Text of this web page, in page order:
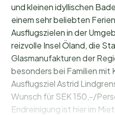
und kleinen idyllischen
einem sehr beliebten
Ausflugszielen in der
reizvolle Insel Öland, die
Glasmanufakturen der
besonders bei Familien mit
Ausflugsziel Astrid
Wunsch für SEK 150,-/
Endreinigung ist hier im